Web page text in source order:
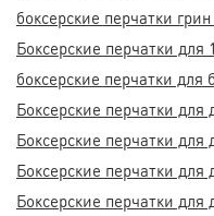
боксерские перчатки
Боксерские перчатки для
боксерские перчатки для
Боксерские перчатки для
Боксерские перчатки для
Боксерские перчатки для
Боксерские перчатки для